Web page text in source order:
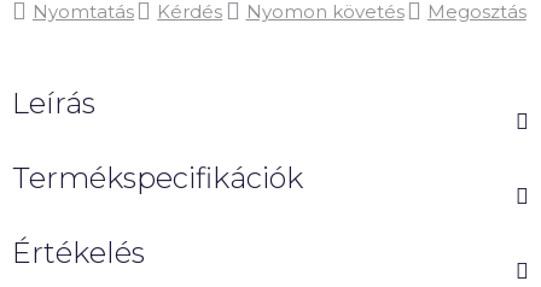
Nyomtatás Kérdés Nyomon követés Megosztás
Leírás
Termékspecifikációk
Értékelés